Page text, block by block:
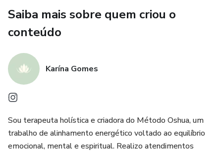
✔ Alívio e leveza emocional
✔ Mais clareza e centramento
✔ Redução do cansaço energético
✔ Facilidade para encerrar ciclos
⚠️ Tratamento complementar, não substitui
acompanhamento médico ou terapêutico.
Saiba mais sobre quem criou o
conteúdo
Karína Gomes
Sou terapeuta holística e criadora do Método Oshua, um
trabalho de alinhamento energético voltado ao equilíbrio
emocional, mental e espiritual. Realizo atendimentos